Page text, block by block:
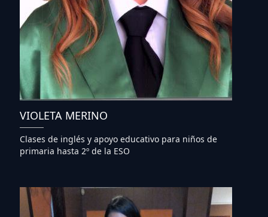
VIOLETA MERINO
Clases de inglés y apoyo educativo para niños de
primaria hasta 2º de la ESO